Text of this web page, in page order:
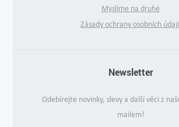
Myslíme na druhé
Zásady ochrany osobních
Newsletter
Odebírejte novinky, slevy a další věci z
mailem!